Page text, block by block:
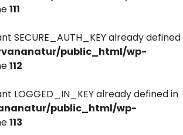
111
SECURE_AUTH_KEY already defined
public_html/wp-
112
LOGGED_IN_KEY already defined in
public_html/wp-
113